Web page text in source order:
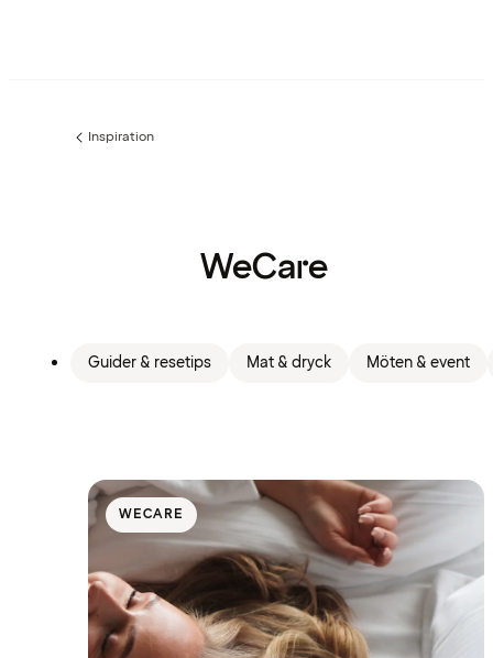
Föregående
Inspiration
WeCare
Guider & resetips Mat & dryck Möten & event
WECARE